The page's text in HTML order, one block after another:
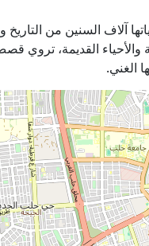
آلاف السنين من التاريخ
القديمة، تروي
الغني.